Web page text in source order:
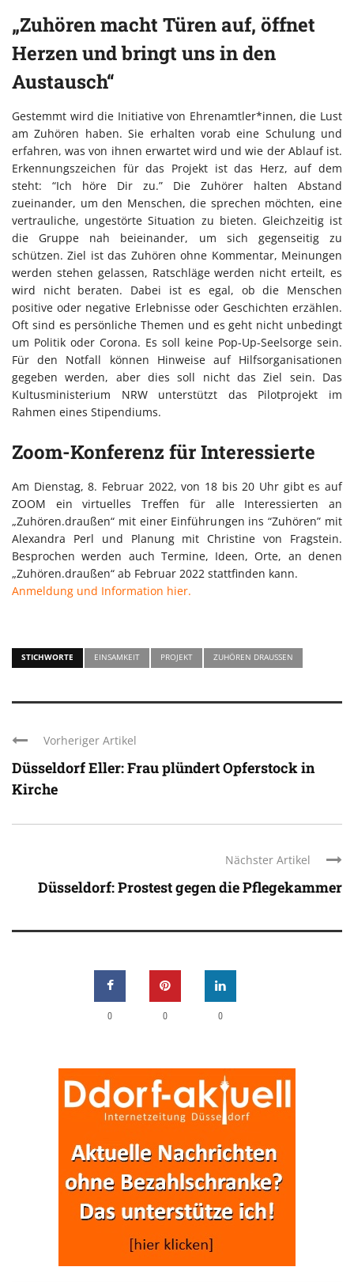
„Zuhören macht Türen auf, öffnet
Herzen und bringt uns in den
Austausch“
Gestemmt wird die Initiative von Ehrenamtler*innen, die Lust
am Zuhören haben. Sie erhalten vorab eine Schulung und
erfahren, was von ihnen erwartet wird und wie der Ablauf ist.
Erkennungszeichen für das Projekt ist das Herz, auf dem
steht: “Ich höre Dir zu.” Die Zuhörer halten Abstand
zueinander, um den Menschen, die sprechen möchten, eine
vertrauliche, ungestörte Situation zu bieten. Gleichzeitig ist
die Gruppe nah beieinander, um sich gegenseitig zu
schützen. Ziel ist das Zuhören ohne Kommentar, Meinungen
werden stehen gelassen, Ratschläge werden nicht erteilt, es
wird nicht beraten. Dabei ist es egal, ob die Menschen
positive oder negative Erlebnisse oder Geschichten erzählen.
Oft sind es persönliche Themen und es geht nicht unbedingt
um Politik oder Corona. Es soll keine Pop-Up-Seelsorge sein.
Für den Notfall können Hinweise auf Hilfsorganisationen
gegeben werden, aber dies soll nicht das Ziel sein. Das
Kultusministerium NRW unterstützt das Pilotprojekt im
Rahmen eines Stipendiums.
Zoom-Konferenz für Interessierte
Am Dienstag, 8. Februar 2022, von 18 bis 20 Uhr gibt es auf
ZOOM ein virtuelles Treffen für alle Interessierten an
„Zuhören.draußen“ mit einer Einführungen ins “Zuhören” mit
Alexandra Perl und Planung mit Christine von Fragstein.
Besprochen werden auch Termine, Ideen, Orte, an denen
„Zuhören.draußen“ ab Februar 2022 stattfinden kann.
Anmeldung und Information hier.
STICHWORTE EINSAMKEIT PROJEKT ZUHÖREN DRAUSSEN
Vorheriger Artikel
Düsseldorf Eller: Frau plündert Opferstock in
Kirche
Nächster Artikel
Düsseldorf: Prostest gegen die Pflegekammer
0 0 0